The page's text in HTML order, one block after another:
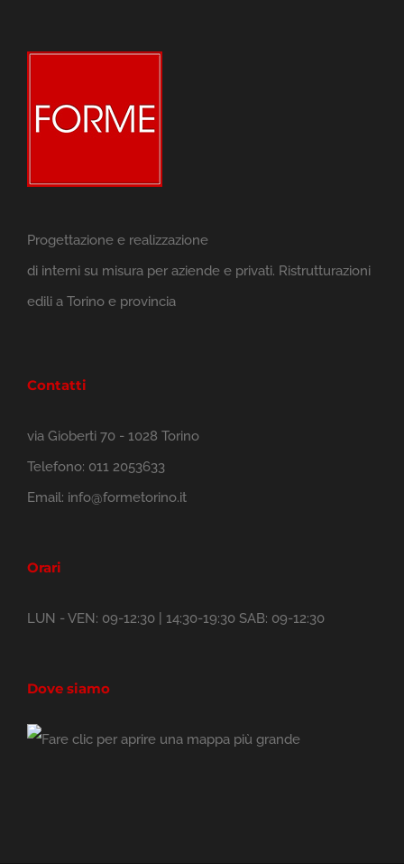
Progettazione e realizzazione
di interni su misura per aziende e privati. Ristrutturazioni
edili a Torino e provincia
Contatti
via Gioberti 70 - 1028 Torino
Telefono: 011 2053633
Email: info@formetorino.it
Orari
LUN - VEN: 09-12:30 | 14:30-19:30 SAB: 09-12:30
Dove siamo